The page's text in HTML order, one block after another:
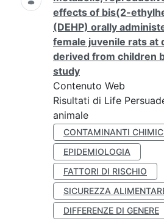
effects of bis(2-
(DEHP) orally
female juvenile rats at
derived from children
study
Contenuto Web
Risultati di Life
animale
CONTAMINANTI
EPIDEMIOLOGIA
FATTORI DI RISCHIO
SICUREZZA
DIFFERENZE DI GENERE